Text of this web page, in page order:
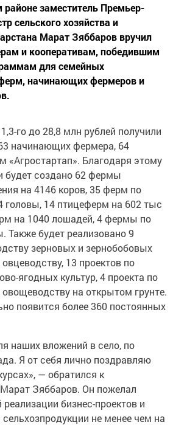
заместитель Премьер-
сельского хозяйства и
Марат Зяббаров вручил
и кооперативам, победившим
для семейных
начинающих фермеров и
го до 28,8 млн рублей получили
начинающих фермера, 64
«Агростартап». Благодаря этому
будет создано 62 фермы
на 4146 коров, 35 ферм по
головы, 14 птицеферм на 602 тыс
на 1040 лошадей, 4 фермы по
будет реализовано 9
зерновых и зернобобовых
13 проектов по
ягодных культур, 4 проекта по
на открытом грунте.
появится более 360 постоянных
наших вложений в село, по
Я от себя лично поздравляю
— обратился к
Зяббаров. Он пожелал
бизнес-проектов и
не менее чем на